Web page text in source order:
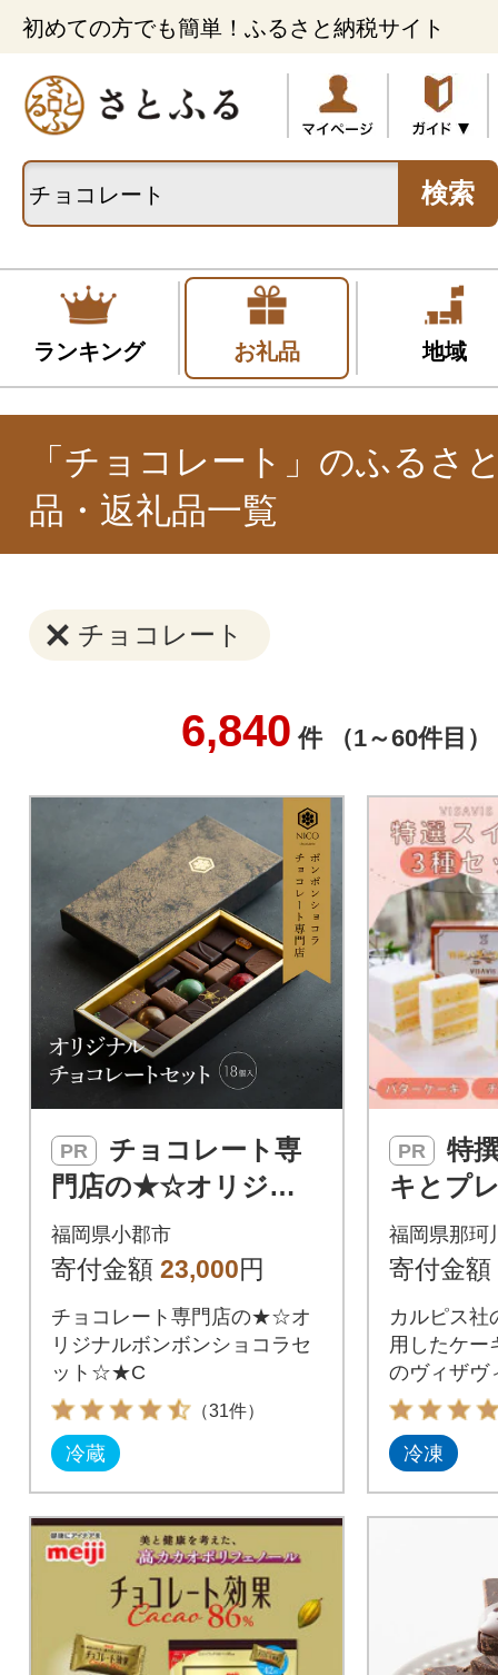
初めての方でも簡単！ふるさと納税サイト
検索
ランキング お礼品 地域
「チョコレート」のふるさ
品・返礼品一覧
チョコレート
6,840 件 （1～60件目）
PR
門店の★☆オリジナ
ルボンボンショコラ
セット☆★C[No5354-
福岡県小郡市
寄付金額 23,000円
チョコレート専門店の★☆オ
リジナルボンボンショコラセ
ット☆★C
（31件）
冷蔵
PR
キとプ
多・赤
と九州
福岡県那珂
寄付金額
カルピス社
用したケー
のヴィザヴ
冷凍